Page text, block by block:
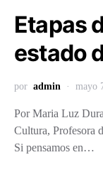
Etapas
estado
por admin mayo
Por Maria Luz
Cultura, Profesora
Si pensamos en…